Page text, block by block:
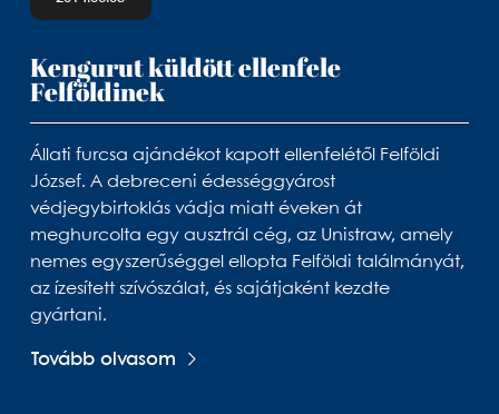
Kengurut küldött ellenfele
Felföldinek
Állati furcsa ajándékot kapott ellenfelétől Felföldi
József. A debreceni édességgyárost
védjegybirtoklás vádja miatt éveken át
meghurcolta egy ausztrál cég, az Unistraw, amely
nemes egyszerűséggel ellopta Felföldi találmányát,
az ízesített szívószálat, és sajátjaként kezdte
gyártani.
Tovább olvasom